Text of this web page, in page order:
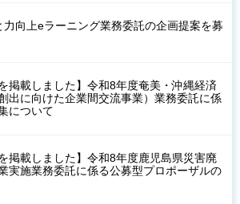
向上eラーニング業務委託の企画提案を募
掲載しました】令和8年度奄美・沖縄経済
出に向けた企業間交流事業）業務委託に係
について
掲載しました】令和8年度鹿児島県災害廃
実施業務委託に係る公募型プロポーザルの